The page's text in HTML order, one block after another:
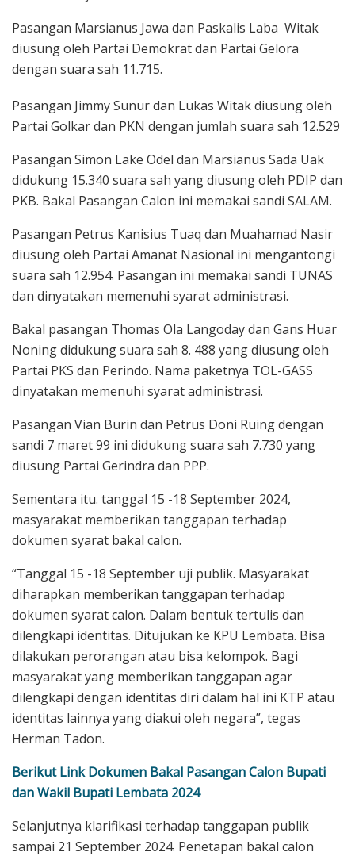
Pasangan Marsianus Jawa dan Paskalis Laba Witak
diusung oleh Partai Demokrat dan Partai Gelora
dengan suara sah 11.715.
Pasangan Jimmy Sunur dan Lukas Witak diusung oleh
Partai Golkar dan PKN dengan jumlah suara sah 12.529
Pasangan Simon Lake Odel dan Marsianus Sada Uak
didukung 15.340 suara sah yang diusung oleh PDIP dan
PKB. Bakal Pasangan Calon ini memakai sandi SALAM.
Pasangan Petrus Kanisius Tuaq dan Muahamad Nasir
diusung oleh Partai Amanat Nasional ini mengantongi
suara sah 12.954. Pasangan ini memakai sandi TUNAS
dan dinyatakan memenuhi syarat administrasi.
Bakal pasangan Thomas Ola Langoday dan Gans Huar
Noning didukung suara sah 8. 488 yang diusung oleh
Partai PKS dan Perindo. Nama paketnya TOL-GASS
dinyatakan memenuhi syarat administrasi.
Pasangan Vian Burin dan Petrus Doni Ruing dengan
sandi 7 maret 99 ini didukung suara sah 7.730 yang
diusung Partai Gerindra dan PPP.
Sementara itu. tanggal 15 -18 September 2024,
masyarakat memberikan tanggapan terhadap
dokumen syarat bakal calon.
“Tanggal 15 -18 September uji publik. Masyarakat
diharapkan memberikan tanggapan terhadap
dokumen syarat calon. Dalam bentuk tertulis dan
dilengkapi identitas. Ditujukan ke KPU Lembata. Bisa
dilakukan perorangan atau bisa kelompok. Bagi
masyarakat yang memberikan tanggapan agar
dilengkapi dengan identitas diri dalam hal ini KTP atau
identitas lainnya yang diakui oleh negara”, tegas
Herman Tadon.
Berikut Link Dokumen Bakal Pasangan Calon Bupati
dan Wakil Bupati Lembata 2024
Selanjutnya klarifikasi terhadap tanggapan publik
sampai 21 September 2024. Penetapan bakal calon